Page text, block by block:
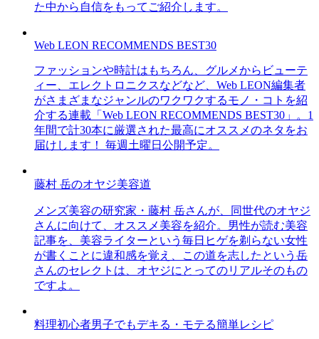
た中から自信をもってご紹介します。
Web LEON RECOMMENDS BEST30
ファッションや時計はもちろん、グルメからビューテ
ィー、エレクトロニクスなどなど、Web LEON編集者
がさまざまなジャンルのワクワクするモノ・コトを紹
介する連載「Web LEON RECOMMENDS BEST30」。1
年間で計30本に厳選された最高にオススメのネタをお
届けします！ 毎週土曜日公開予定。
藤村 岳のオヤジ美容道
メンズ美容の研究家・藤村 岳さんが、同世代のオヤジ
さんに向けて、オススメ美容を紹介。男性が読む美容
記事を、美容ライターという毎日ヒゲを剃らない女性
が書くことに違和感を覚え、この道を志したという岳
さんのセレクトは、オヤジにとってのリアルそのもの
ですよ。
料理初心者男子でもデキる・モテる簡単レシピ